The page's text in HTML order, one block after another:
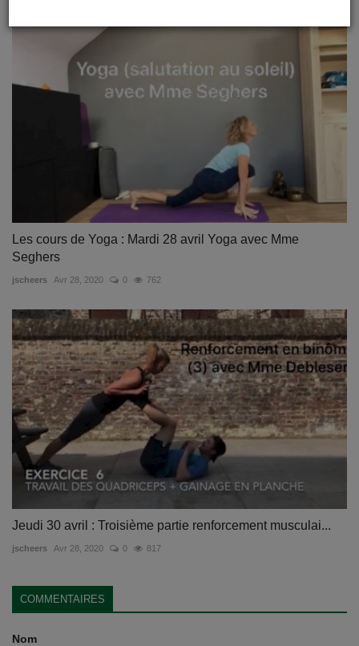
Les cours de Yoga : Mardi 28 avril Yoga avec Mme
Seghers
jscheers Avr 28, 2020 0 762
Jeudi 30 avril : Troisième partie renforcement musculai...
jscheers Avr 28, 2020 0 817
COMMENTAIRES
Nom